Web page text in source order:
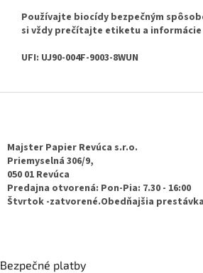
Používajte biocídy bezpečným
si vždy prečítajte etiketu a informácie
UFI: UJ90-004F-9003-8WUN
Majster Papier Revúca s.r.o.
Priemyselná 306/9,
050 01 Revúca
Predajna otvorená: Pon-Pia: 7.30 - 16:00
Štvrtok -zatvorené.Obedňajšia prestávka
Bezpečné platby